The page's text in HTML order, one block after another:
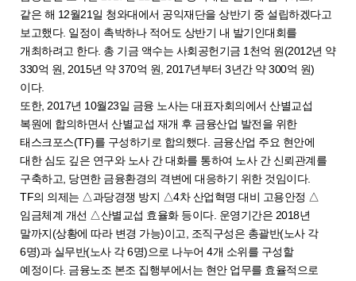
같은 해 12월21일 청와대에서 공익재단을 상반기 중 설립하겠다고
보고했다. 일정이 촉박하나 적어도 상반기 내 발기인대회를
개최하려고 한다. 총 기금 액수는 사회공헌기금 1천억 원(2012년 약
330억 원, 2015년 약 370억 원, 2017년부터 3년간 약 300억 원)
이다.
또한, 2017년 10월23일 금융 노사는 대표자회의에서 산별교섭
복원에 합의하면서 산별교섭 재개 후 금융산업 발전을 위한
태스크포스(TF)를 구성하기로 합의했다. 금융산업 주요 현안에
대한 심도 깊은 연구와 노사 간 대화를 통하여 노사 간 신뢰관계를
구축하고, 당면한 금융환경의 격변에 대응하기 위한 것임이다.
TF의 의제는 △과당경쟁 방지 △4차 산업혁명 대비 고용안정 △
임금체계 개선 △산별교섭 효율화 등이다. 운영기간은 2018년
말까지(상황에 따라 변경 가능)이고, 조직구성은 총괄반(노사 각
6명)과 실무반(노사 각 6명)으로 나누어 4개 소위를 구성할
예정이다. 금융노조 본조 집행부에서는 현안 업무를 효율적으로